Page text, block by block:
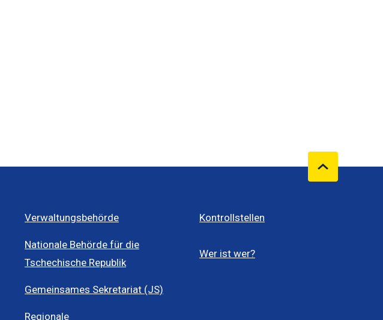
Verwaltungsbehörde
Nationale Behörde für die
Tschechische Republik
Gemeinsames Sekretariat (JS)
Regionale
Kontrollstellen
Wer ist wer?